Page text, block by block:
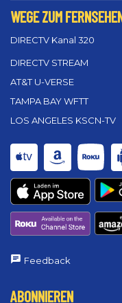
WEGE ZUM
DIRECTV Kanal 320
DIRECTV STREAM
AT&T U-VERSE
TAMPA BAY WFTT
LOS ANGELES KSCN-TV
Feedback
ABONNIEREN